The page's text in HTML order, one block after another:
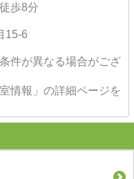
8分
15-6
件が異なる場合がござ
情報」の詳細ページを